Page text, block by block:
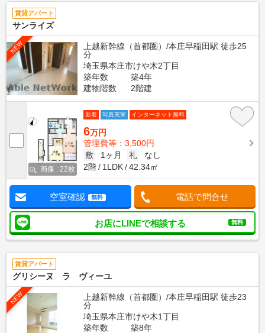
賃貸アパート
サンライズ
NEW
上越新幹線（首都圏）/本庄早稲田駅 徒歩25
分
埼玉県本庄市けや木2丁目
築年数
築4年
建物階数
2階建
画像 : 22枚
新着 写真充実 インターネット無料
6万円
管理費等：3,500円
敷
1ヶ月 礼
なし
2階
1LDK 42.34㎡
空室確認 無料 電話で問合せ
お店にLINEで相談する 無料
賃貸アパート
グリシーヌ ラ ヴィーユ
NEW
上越新幹線（首都圏）/本庄早稲田駅 徒歩23
分
埼玉県本庄市けや木1丁目
築年数
築8年